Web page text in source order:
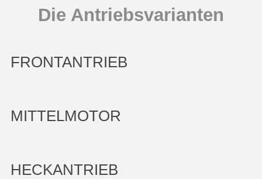
Die Antriebsvarianten
FRONTANTRIEB
MITTELMOTOR
HECKANTRIEB